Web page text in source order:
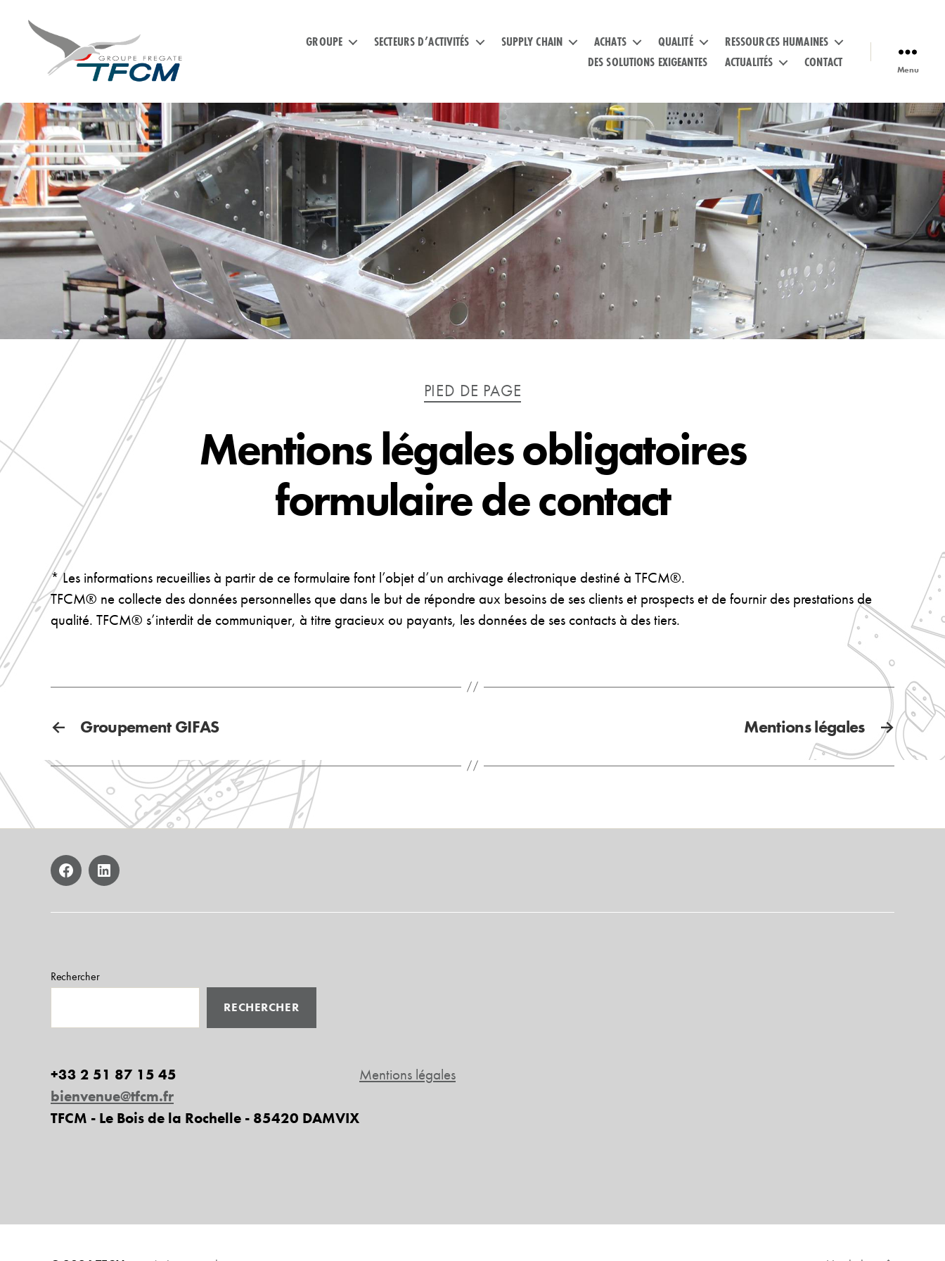
GROUPE SECTEURS D’ACTIVITÉS SUPPLY CHAIN ACHATS QUALITÉ
RESSOURCES HUMAINES
DES SOLUTIONS EXIGEANTES
ACTUALITÉS CONTACT Menu
Catégories
PIED DE PAGE
Mentions légales obligatoires
formulaire de contact
* Les informations recueillies à partir de ce formulaire font l’objet d’un archivage électronique destiné à TFCM®.
TFCM® ne collecte des données personnelles que dans le but de répondre aux besoins de ses clients et prospects et de fournir des prestations de
qualité. TFCM® s’interdit de communiquer, à titre gracieux ou payants, les données de ses contacts à des tiers.
← Groupement GIFAS →
Mentions légales
facebooklinkedin
Rechercher
RECHERCHER
+33 2 51 87 15 45
bienvenue@tfcm.fr
TFCM - Le Bois de la Rochelle - 85420 DAMVIX
Mentions légales